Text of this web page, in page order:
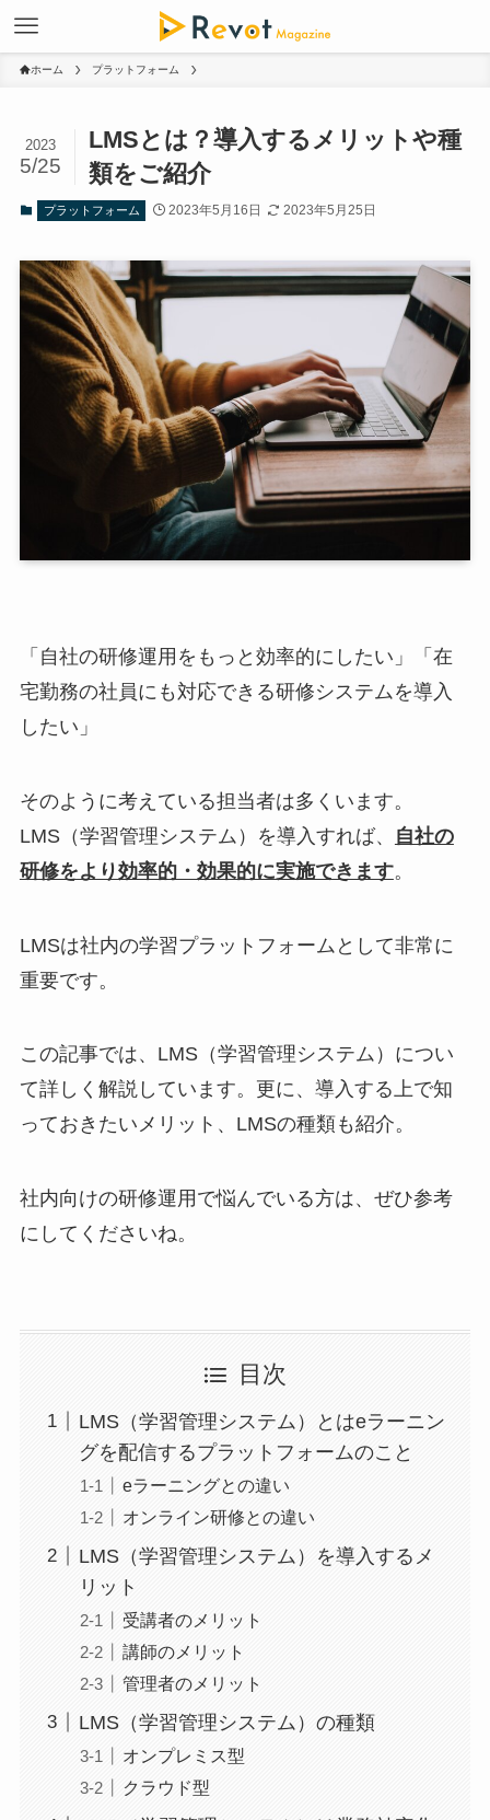
ホーム プラットフォーム
LMSとは？導入するメリットや種
類をご紹介
2023
5/25
プラットフォーム 2023年5月16日 2023年5月25日
「自社の研修運用をもっと効率的にしたい」「在
宅勤務の社員にも対応できる研修システムを導入
したい」
そのように考えている担当者は多くいます。
LMS（学習管理システム）を導入すれば、
自社の
研修をより効率的・効果的に実施できます。
LMSは社内の学習プラットフォームとして非常に
重要です。
この記事では、LMS（学習管理システム）につい
て詳しく解説しています。更に、導入する上で知
っておきたいメリット、LMSの種類も紹介。
社内向けの研修運用で悩んでいる方は、ぜひ参考
にしてくださいね。
目次
LMS（学習管理システム）とはeラーニン
グを配信するプラットフォームのこと
eラーニングとの違い
オンライン研修との違い
LMS（学習管理システム）を導入するメ
リット
受講者のメリット
講師のメリット
管理者のメリット
LMS（学習管理システム）の種類
オンプレミス型
クラウド型